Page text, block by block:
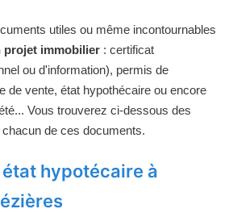
utiles ou même incontournables
projet immobilier : certificat
ou d'information), permis de
de vente, état hypothécaire ou encore
Vous trouverez ci-dessous des
de ces documents.
hypotécaire à